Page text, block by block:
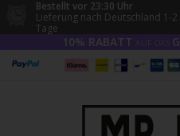
Bestellt vor 23:30 Uhr
Lieferung nach Deutschland 1-2
Tage
10% RABATT